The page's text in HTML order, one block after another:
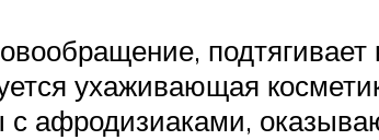
подтягивает
ухаживающая
с афродизиаками,